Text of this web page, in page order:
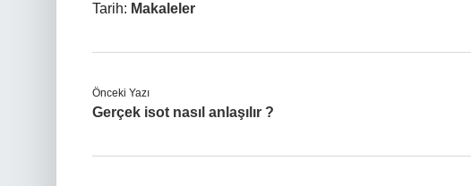
Tarih: Makaleler
Önceki Yazı
Gerçek isot nasıl anlaşılır ?